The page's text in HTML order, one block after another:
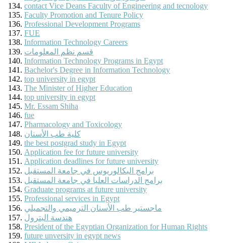
contact Vice Deans Faculty of Engineering and tecnology
Faculty Promotion and Tenure Policy
Professional Development Programs
FUE
Information Technology Careers
قسم نظم المعلومات
Information Technology Programs in Egypt
Bachelor's Degree in Information Technology
top university in egypt
The Minister of Higher Education
top university in egypt
Mr. Essam Shiha
fue
Pharmacology and Toxicology
كلية طب الأسنان
the best postgrad study in Egypt
Application fee for future university
Application deadlines for future university
برامج البكالوريوس في جامعة المستقبل
برامج الدراسات العليا في جامعة المستقبل
Graduate programs at future university
Professional services in Egypt
ماجستير طب الأسنان الترميمي والتجميلي
هندسة البترول
President of the Egyptian Organization for Human Rights
future unversity in egypt news